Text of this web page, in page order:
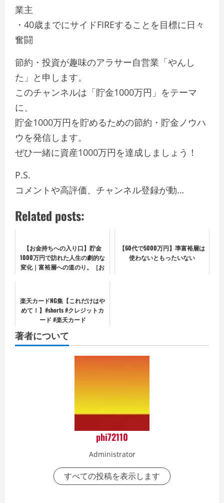
業主
・40歳までにサイドFIREすることを目標に日々
奮闘
節約・投資が趣味のアラサー自営業「やんし
た」と申します。
このチャンネルは「貯金1000万円」をテーマ
に、
貯金1000万円を貯めるための節約・貯金ノウハ
ウを発信します。
ぜひ一緒に資産1000万円を達成しましょう！
P.S.
コメントや高評価、チャンネル登録が動…
Related posts:
【お金持ちへの入り口】貯金
1000万円で訪れた人生の劇的な
変化｜富裕層への道のり。［お
【60代で5000万円】準富裕層は
使わないともったいない
楽天カードNG集【これだけはや
めて！】#shorts #クレジットカ
ード #楽天カード
著者について
phi72110
Administrator
すべての投稿を表示します